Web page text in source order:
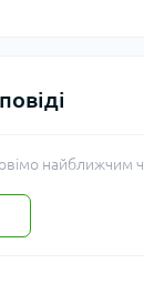
найближчим